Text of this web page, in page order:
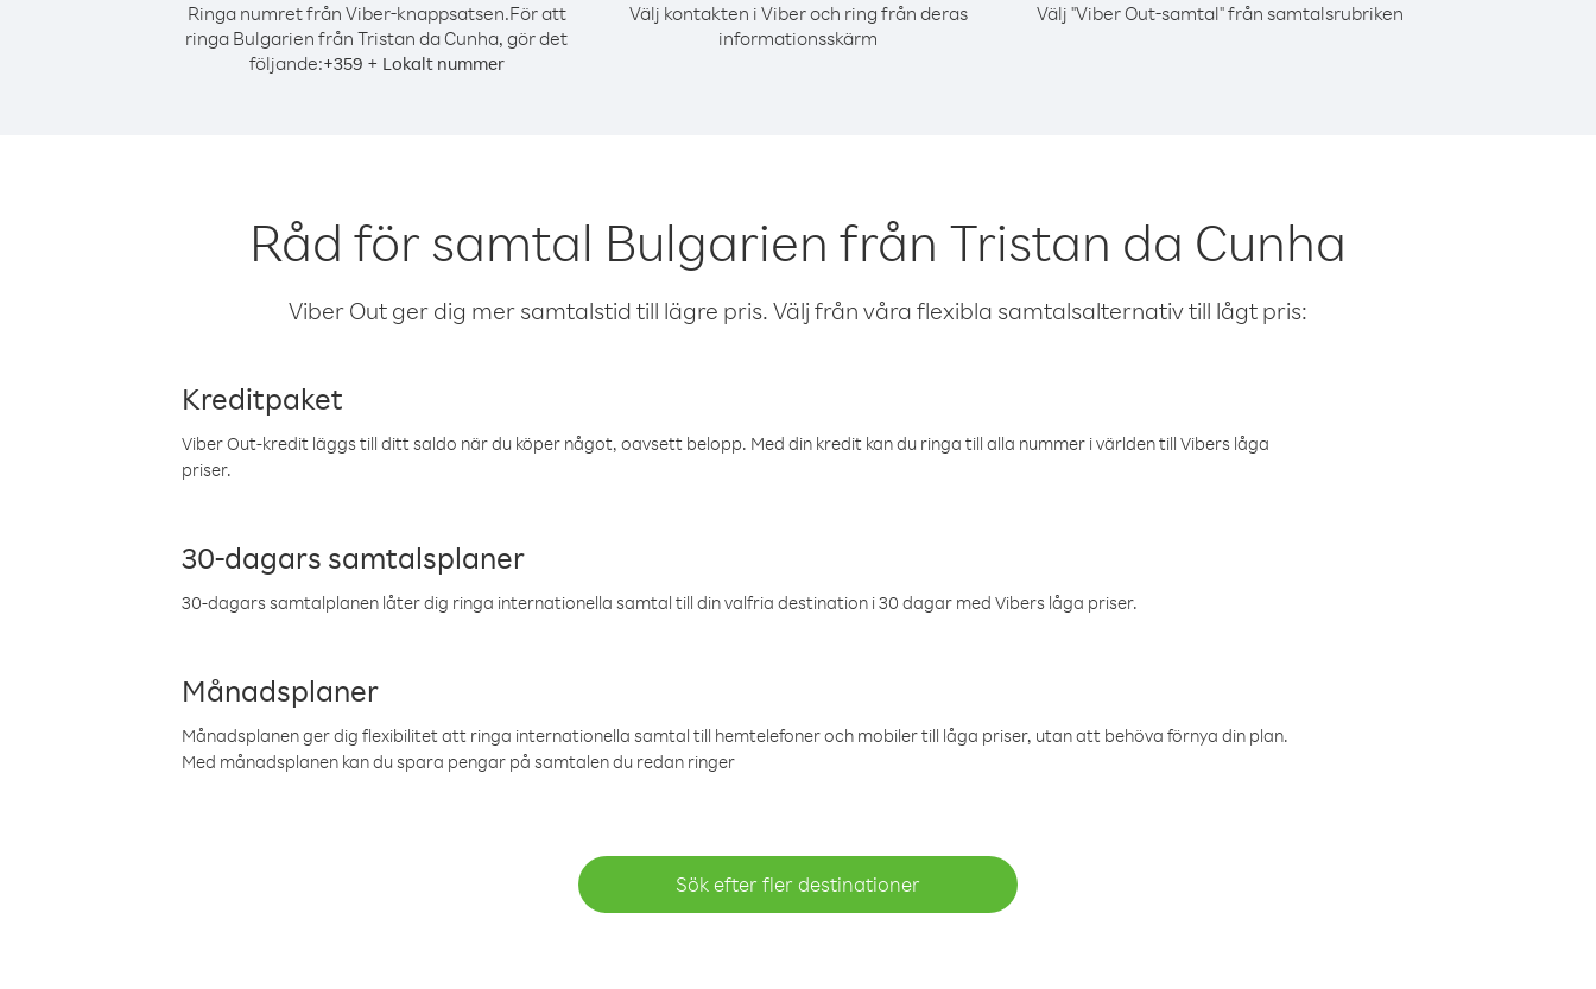
Ringa numret från Viber-knappsatsen.För att
ringa Bulgarien från Tristan da Cunha, gör det
följande:+359 + Lokalt nummer
Välj kontakten i Viber och ring från deras
informationsskärm
Välj "Viber Out-samtal" från samtalsrubriken
Råd för samtal Bulgarien från Tristan da Cunha
Viber Out ger dig mer samtalstid till lägre pris. Välj från våra flexibla samtalsalternativ till lågt pris:
Kreditpaket
Viber Out-kredit läggs till ditt saldo när du köper något, oavsett belopp. Med din kredit kan du ringa till alla nummer i världen till Vibers låga
priser.
30-dagars samtalsplaner
30-dagars samtalplanen låter dig ringa internationella samtal till din valfria destination i 30 dagar med Vibers låga priser.
Månadsplaner
Månadsplanen ger dig flexibilitet att ringa internationella samtal till hemtelefoner och mobiler till låga priser, utan att behöva förnya din plan.
Med månadsplanen kan du spara pengar på samtalen du redan ringer
Sök efter fler destinationer